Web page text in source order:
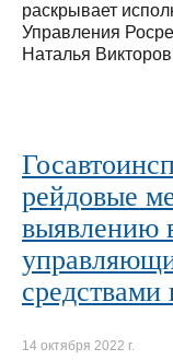
раскрывает
Управления
Наталья
рейдовые
выявлению
средствами
14 октября 2022 г.